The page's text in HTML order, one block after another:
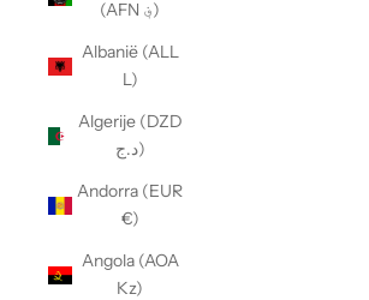
(AFN ؋)
Albanië (ALL
L)
Algerije (DZD
د.ج)
Andorra (EUR
€)
Angola (AOA
Kz)